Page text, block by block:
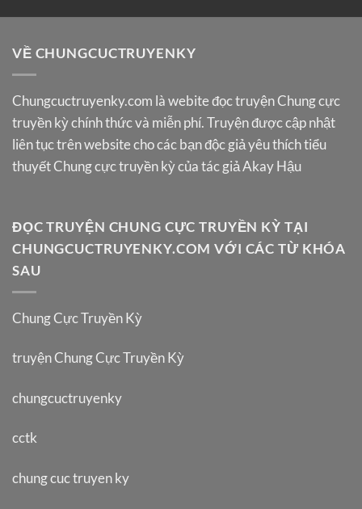
VỀ CHUNGCUCTRUYENKY
Chungcuctruyenky.com là webite đọc truyện Chung cực
truyền kỳ chính thức và miễn phí. Truyện được cập nhật
liên tục trên website cho các bạn độc giả yêu thích tiểu
thuyết Chung cực truyền kỳ của tác giả Akay Hậu
ĐỌC TRUYỆN CHUNG CỰC TRUYỀN KỲ TẠI
CHUNGCUCTRUYENKY.COM VỚI CÁC TỪ KHÓA
SAU
Chung Cực Truyền Kỳ
truyện Chung Cực Truyền Kỳ
chungcuctruyenky
cctk
chung cuc truyen ky